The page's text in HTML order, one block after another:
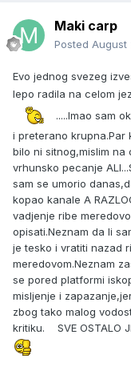
Maki carp
Posted August
Evo jednog svezeg
lepo radila na celom
.....Imao sam
i preterano krupna.Par
bilo ni sitnog,mislim na
vrhunsko pecanje
sam se umorio
kopao kanale A
vadjenje ribe
opisati.Neznam da li
je tesko i vratiti nazad
meredovom.Neznam
se pored platformi
misljenje i
zbog tako malog
kritiku. SVE OSTALO